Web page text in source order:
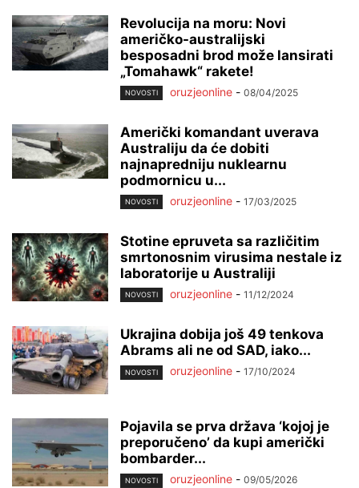
Revolucija na moru: Novi
američko-australijski
besposadni brod može lansirati
„Tomahawk“ rakete!
NOVOSTI oruzjeonline - 08/04/2025
Američki komandant uverava
Australiju da će dobiti
najnapredniju nuklearnu
podmornicu u...
NOVOSTI oruzjeonline - 17/03/2025
Stotine epruveta sa različitim
smrtonosnim virusima nestale iz
laboratorije u Australiji
NOVOSTI oruzjeonline - 11/12/2024
Ukrajina dobija još 49 tenkova
Abrams ali ne od SAD, iako...
NOVOSTI oruzjeonline - 17/10/2024
Pojavila se prva država ‘kojoj je
preporučeno’ da kupi američki
bombarder...
NOVOSTI oruzjeonline - 09/05/2026